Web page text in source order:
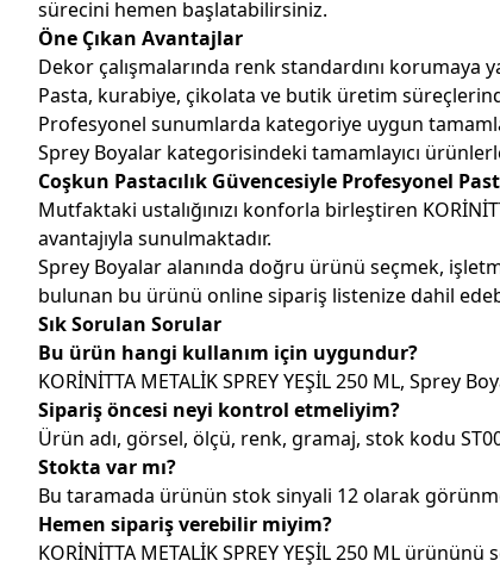
sürecini hemen başlatabilirsiniz.
Öne Çıkan Avantajlar
Dekor çalışmalarında renk standardını korumaya
Pasta, kurabiye, çikolata ve butik üretim
Profesyonel sunumlarda kategoriye uygun
Sprey Boyalar kategorisindeki tamamlayıcı
Coşkun Pastacılık Güvencesiyle Profesyonel
Mutfaktaki ustalığınızı konforla birleştiren
avantajıyla sunulmaktadır.
Sprey Boyalar alanında doğru ürünü seçmek,
bulunan bu ürünü online sipariş listenize dahil
Sık Sorulan Sorular
Bu ürün hangi kullanım için uygundur?
KORİNİTTA METALİK SPREY YEŞİL 250 ML,
Sipariş öncesi neyi kontrol etmeliyim?
Ürün adı, görsel, ölçü, renk, gramaj, stok kodu
Stokta var mı?
Bu taramada ürünün stok sinyali 12 olarak
Hemen sipariş verebilir miyim?
KORİNİTTA METALİK SPREY YEŞİL 250 ML